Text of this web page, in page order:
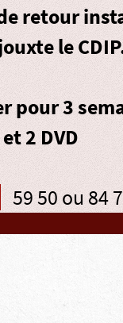
retour
le
pour 3
2 DVD
59 50 ou 84